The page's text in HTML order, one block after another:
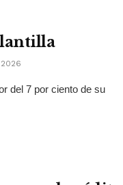
del 7 por ciento de su